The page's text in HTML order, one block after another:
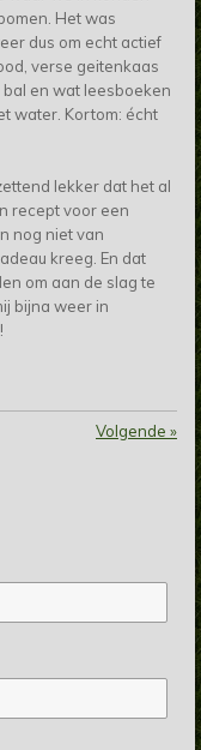
Het was
dus om echt actief
verse geitenkaas
en wat leesboeken
water. Kortom: écht
lekker dat het al
recept voor een
nog niet van
kreeg. En dat
om aan de slag te
bijna weer in
Volgende »